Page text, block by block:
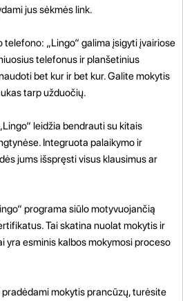
jus sėkmės link.
telefono: „Lingo“ galima įsigyti įvairiose
telefonus ir planšetinius
bet kur ir bet kur. Galite mokytis
tarp užduočių.
leidžia bendrauti su kitais
Integruota palaikymo ir
jums išspręsti visus klausimus ar
programa siūlo motyvuojančią
Tai skatina nuolat mokytis ir
yra esminis kalbos mokymosi proceso
pradėdami mokytis prancūzų, turėsite